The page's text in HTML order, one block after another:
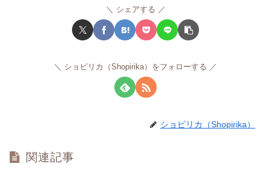
シェアする
ショピリカ（Shopirika）をフォローする
ショピリカ（Shopirika）
関連記事